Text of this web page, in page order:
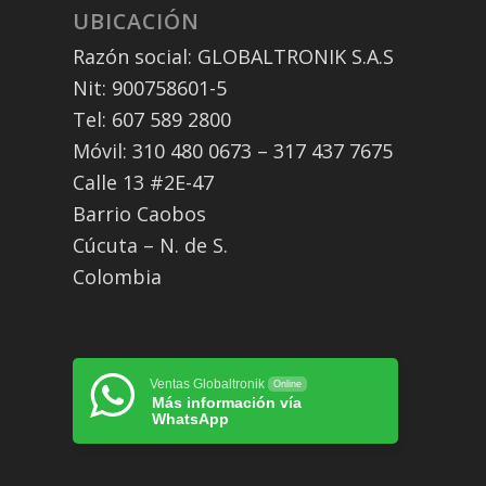
UBICACIÓN
Razón social: GLOBALTRONIK S.A.S
Nit: 900758601-5
Tel: 607 589 2800
Móvil: 310 480 0673 – 317 437 7675
Calle 13 #2E-47
Barrio Caobos
Cúcuta – N. de S.
Colombia
Ventas Globaltronik Online
Más información vía
WhatsApp